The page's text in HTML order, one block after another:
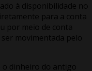
à disponibilidade no
para a conta
por meio de conta
movimentada pelo
o dinheiro do antigo